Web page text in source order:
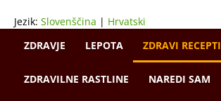
Jezik: Slovenščina | Hrvatski
ZDRAVJE
LEPOTA ZDRAVI RECEPTI
ZDRAVILNE RASTLINE NAREDI SAM